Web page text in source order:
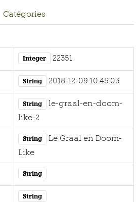
Catégories
Integer 22351
String 2018-12-09 10:45:03
String
le-graal-en-doom-
like-2
String
Le Graal en Doom-
Like
String
String